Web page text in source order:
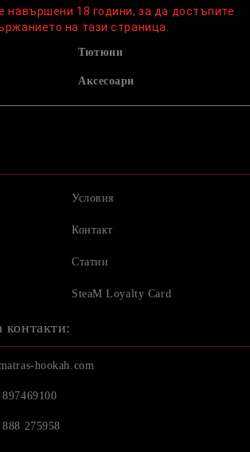
HMD / Коронки / Джезвета /
Мрежички
Тютюни
Аксесоари
Условия
Контакт
Статии
SteaM Loyalty Card
hookah.com
275958
навършени 18 години, за да достъпите
на тази страница.